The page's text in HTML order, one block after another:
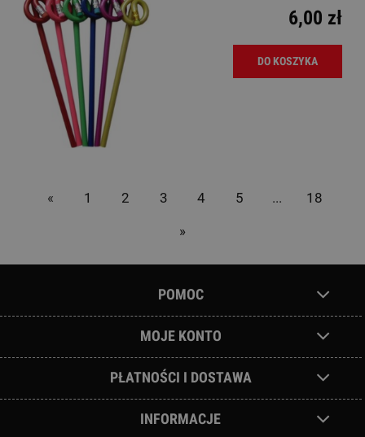
6,00 zł
DO KOSZYKA
« 1 2 3 4 5 ... 18
»
POMOC
MOJE KONTO
PŁATNOŚCI I DOSTAWA
INFORMACJE